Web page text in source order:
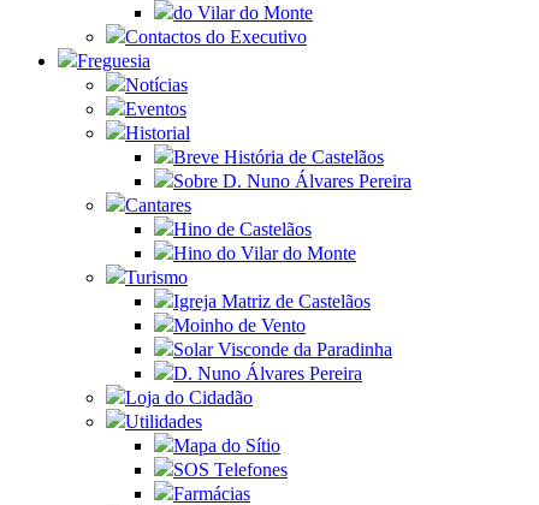
do Vilar do Monte
Contactos do Executivo
Freguesia
Notícias
Eventos
Historial
Breve História de Castelãos
Sobre D. Nuno Álvares Pereira
Cantares
Hino de Castelãos
Hino do Vilar do Monte
Turismo
Igreja Matriz de Castelãos
Moinho de Vento
Solar Visconde da Paradinha
D. Nuno Álvares Pereira
Loja do Cidadão
Utilidades
Mapa do Sítio
SOS Telefones
Farmácias